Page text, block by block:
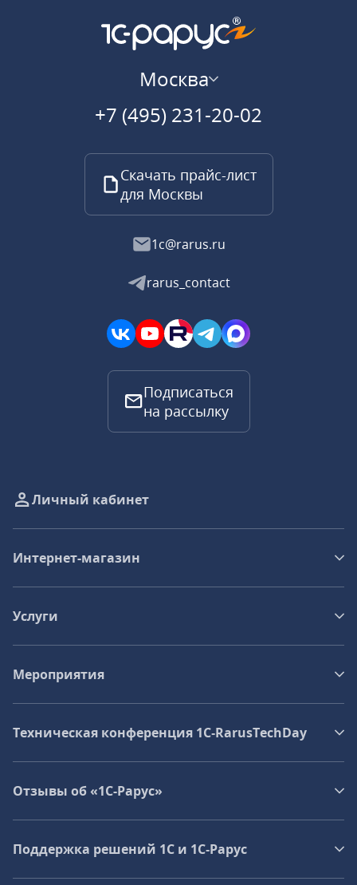
Москва
+7 (495) 231-20-02
Скачать прайс-лист
для Москвы
1c@rarus.ru
rarus_contact
Подписаться
на рассылку
Личный кабинет
Интернет-магазин
Услуги
Мероприятия
Техническая конференция 1C‑RarusTechDay
Отзывы об «1С-Рарус»
Поддержка решений 1С и 1С‑Рарус